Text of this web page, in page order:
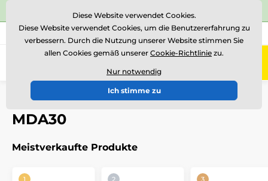
⭐Siehe 504 verifizierte Bewertungen auf
Rufen Sie uns an (Mo-Fr 15-18) +43 676 361 37 22
0
Einführung Acrylmedaillen
MDA30
Meistverkaufte Produkte
Diese Website verwendet Cookies.
Diese Website verwendet Cookies, um die Benutzererfahrung zu
verbessern. Durch die Nutzung unserer Website stimmen Sie
allen Cookies gemäß unserer Cookie-Richtlinie zu.
Nur notwendig
Ich stimme zu